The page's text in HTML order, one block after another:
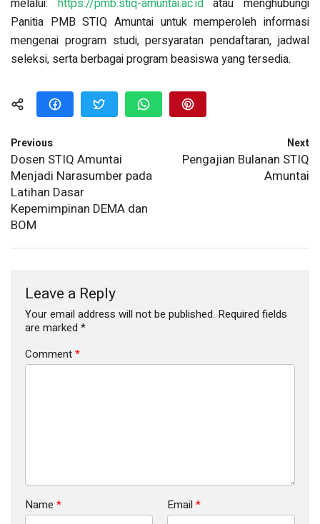
Panitia PMB STIQ Amuntai untuk memperoleh informasi
mengenai program studi, persyaratan pendaftaran, jadwal
seleksi, serta berbagai program beasiswa yang tersedia.
Previous
Dosen STIQ Amuntai
Menjadi Narasumber pada
Latihan Dasar
Kepemimpinan DEMA dan
BOM
Next
Pengajian Bulanan STIQ
Amuntai
Leave a Reply
Your email address will not be published. Required fields
are marked *
Comment*
Name * Email *